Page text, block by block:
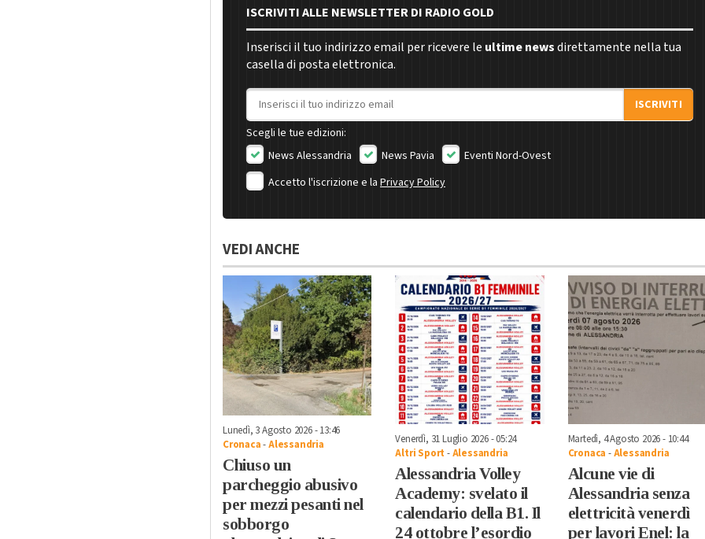
ISCRIVITI ALLE NEWSLETTER DI RADIO GOLD
Inserisci il tuo indirizzo email per ricevere le ultime newsdirettamente nella tua
casella di posta elettronica.
Indirizzo email
ISCRIVITI
Scegli le tue edizioni:
News Alessandria
News Pavia
Eventi Nord-Ovest
Accetto l'iscrizione e la Privacy Policy
VEDI ANCHE
Lunedì, 3 Agosto 2026 - 13:46
Cronaca-Alessandria
Chiuso un
parcheggio abusivo
per mezzi pesanti nel
sobborgo
Venerdì, 31 Luglio 2026 - 05:24
Altri Sport -Alessandria
Alessandria Volley
Academy: svelato il
calendario della B1. Il
24 ottobre l’esordio
Martedì, 4 Agosto 2026 - 10:44
Cronaca -Alessandria
Alcune vie di
Alessandria senza
elettricità venerdì
per lavori Enel: la